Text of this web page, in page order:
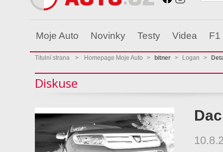
Moje Auto Novinky Testy Videa F1
Titulní strana > Homepage Moje Auto > bitner > Logan >
Diskuse